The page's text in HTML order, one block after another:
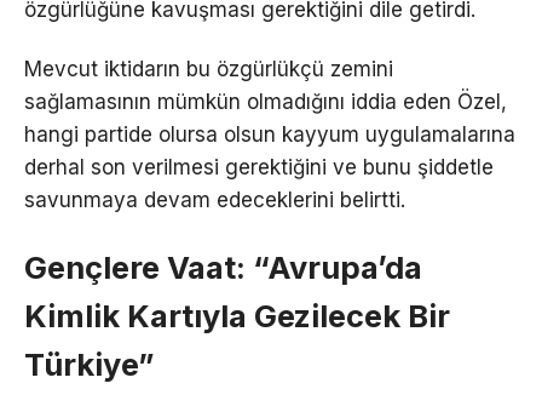
özgürlüğüne kavuşması gerektiğini dile getirdi.
Mevcut iktidarın bu özgürlükçü zemini
sağlamasının mümkün olmadığını iddia eden Özel,
hangi partide olursa olsun kayyum uygulamalarına
derhal son verilmesi gerektiğini ve bunu şiddetle
savunmaya devam edeceklerini belirtti.
Gençlere Vaat: “Avrupa’da
Kimlik Kartıyla Gezilecek Bir
Türkiye”